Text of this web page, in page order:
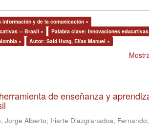
y de la comunicación ×
-- Brasil ×
Palabra clave: Innovaciones
× Autor: Said Hung, Elías Manuel ×
de enseñanza y
Jorge Alberto; Iriarte Diazgranados, Fernando;